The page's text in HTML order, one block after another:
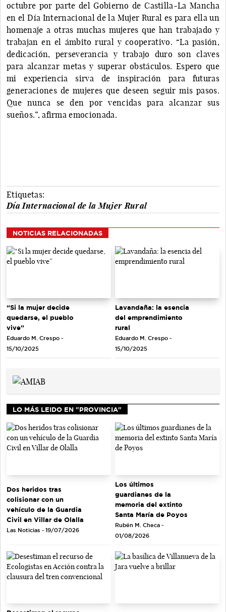
octubre por parte del Gobierno de Castilla-La Mancha
en el Día Internacional de la Mujer Rural es para ella un
homenaje a otras muchas mujeres que han trabajado y
trabajan en el ámbito rural y cooperativo. “La pasión,
dedicación, perseverancia y trabajo duro son claves
para alcanzar metas y superar obstáculos. Espero que
mi experiencia sirva de inspiración para futuras
generaciones de mujeres que deseen seguir mis pasos.
Que nunca se den por vencidas para alcanzar sus
sueños.”, afirma emocionada.
Etiquetas:
Día Internacional de la Mujer Rural
NOTICIAS RELACIONADAS
“Si la mujer decide
quedarse, el pueblo
vive”
Eduardo M. Crespo -
15/10/2025
Lavandaña: la esencia
del emprendimiento
rural
Eduardo M. Crespo -
15/10/2025
LO MÁS LEIDO EN "PROVINCIA"
Dos heridos tras
colisionar con un
vehículo de la Guardia
Civil en Villar de Olalla
Las Noticias - 19/07/2026
Los últimos
guardianes de la
memoria del extinto
Santa María de Poyos
Rubén M. Checa -
01/08/2026